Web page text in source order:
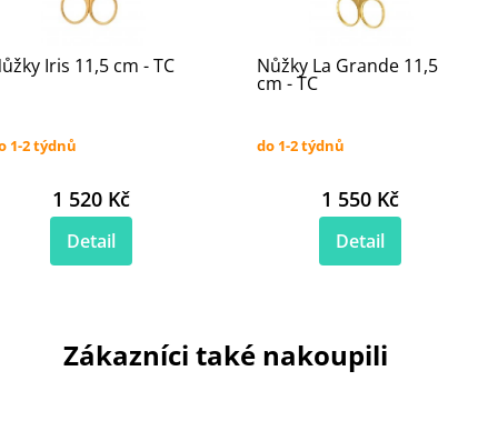
Iris 11,5 cm - TC
1-2 týdnů
1 520 Kč
Detail
Nůžky La Grande 11,5
cm - TC
do 1-2 týdnů
1 550 Kč
Detail
Zákazníci také nakoupili